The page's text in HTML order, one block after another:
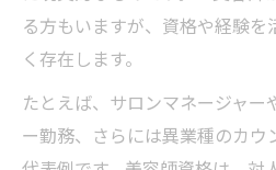
る方もいますが、資格や経験
く存在します。
たとえば、サロンマネージャー
ー勤務、さらには異業種のカ